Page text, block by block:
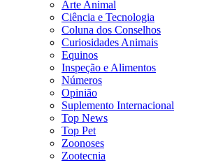
Arte Animal
Ciência e Tecnologia
Coluna dos Conselhos
Curiosidades Animais
Equinos
Inspeção e Alimentos
Números
Opinião
Suplemento Internacional
Top News
Top Pet
Zoonoses
Zootecnia